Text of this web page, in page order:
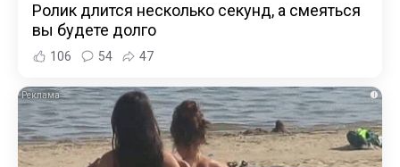
Ролик длится несколько секунд, а смеяться
вы будете долго
106 54 47
i